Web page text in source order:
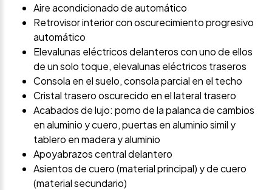
Aire acondicionado de automático
Retrovisor interior con oscurecimiento progresivo
automático
Elevalunas eléctricos delanteros con uno de ellos
de un solo toque, elevalunas eléctricos traseros
Consola en el suelo, consola parcial en el techo
Cristal trasero oscurecido en el lateral trasero
Acabados de lujo: pomo de la palanca de cambios
en aluminio y cuero, puertas en aluminio simil y
tablero en madera y aluminio
Apoyabrazos central delantero
Asientos de cuero (material principal) y de cuero
(material secundario)